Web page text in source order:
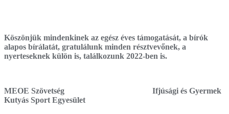
Köszönjük mindenkinek az egész éves támogatását, a bírók
alapos bírálatát, gratulálunk minden résztvevőnek, a
nyerteseknek külön is, találkozunk 2022-ben is.
MEOE Szövetség Ifjúsági és Gyermek
Kutyás Sport Egyesület